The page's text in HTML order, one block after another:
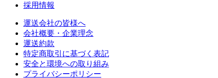
採用情報
運送会社の皆様へ
会社概要・企業理念
運送約款
特定商取引に基づく表記
安全と環境への取り組み
プライバシーポリシー